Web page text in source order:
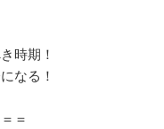
時期！
なる！
＝